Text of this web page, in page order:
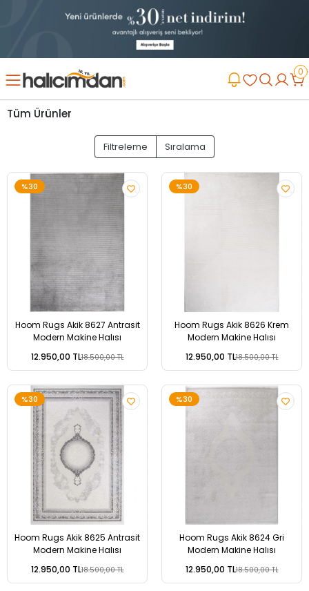
0
Tüm Ürünler
Filtreleme Sıralama
%30
Hoom Rugs Akik 8627 Antrasit
Modern Makine Halısı
12.950,00 TL18.500,00 TL
%30
Hoom Rugs Akik 8626 Krem
Modern Makine Halısı
12.950,00 TL18.500,00 TL
%30
Hoom Rugs Akik 8625 Antrasit
Modern Makine Halısı
12.950,00 TL18.500,00 TL
%30
Hoom Rugs Akik 8624 Gri
Modern Makine Halısı
12.950,00 TL18.500,00 TL